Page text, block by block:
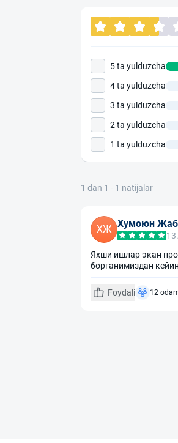
5 ta yulduzcha
4 ta yulduzcha
3 ta yulduzcha
2 ta yulduzcha
1 ta yulduzcha
1 dan 1 - 1 natijalar
ХЖ Хумоюн
Яхши ишлар экан
борганимиздан
Foydali 12